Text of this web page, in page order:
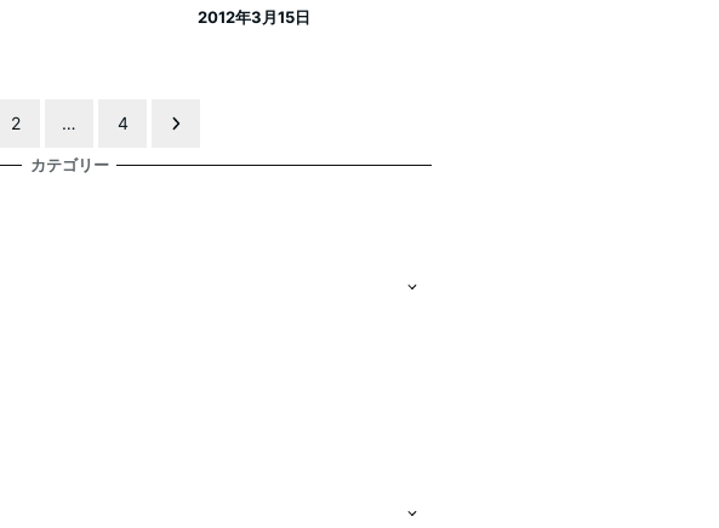
2012年3月15日
2 … 4
カテゴリー